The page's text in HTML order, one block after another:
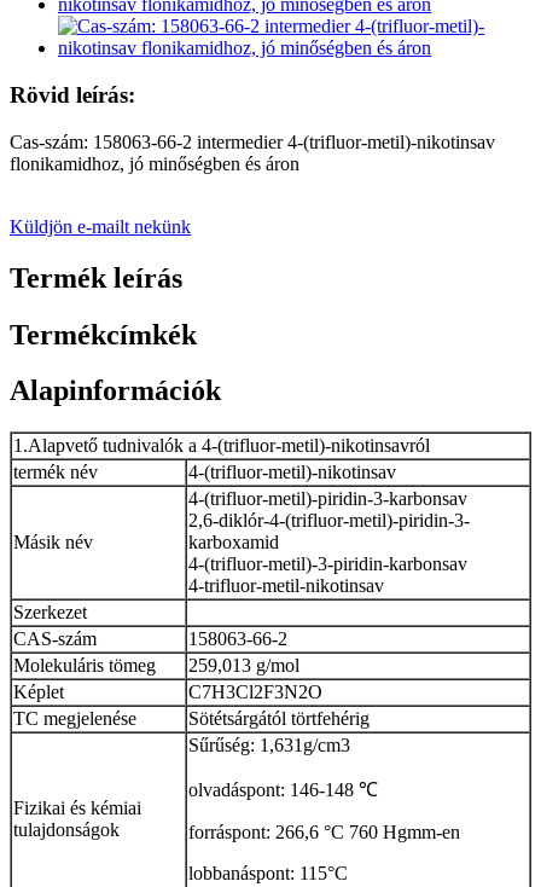
Rövid leírás:
Cas-szám: 158063-66-2 intermedier 4-(trifluor-metil)-nikotinsav
flonikamidhoz, jó minőségben és áron
Küldjön e-mailt nekünk
Termék leírás
Termékcímkék
Alapinformációk
1.Alapvető tudnivalók a 4-(trifluor-metil)-nikotinsavról
termék név
4-(trifluor-metil)-nikotinsav
Másik név
4-(trifluor-metil)-piridin-3-karbonsav
2,6-diklór-4-(trifluor-metil)-piridin-3-
karboxamid
4-(trifluor-metil)-3-piridin-karbonsav
4-trifluor-metil-nikotinsav
Szerkezet
CAS-szám
158063-66-2
Molekuláris tömeg
259,013 g/mol
Képlet
C7H3Cl2F3N2O
TC megjelenése
Sötétsárgától törtfehérig
Fizikai és kémiai
tulajdonságok
Sűrűség: 1,631g/cm3
olvadáspont: 146-148 ℃
forráspont: 266,6 °C 760 Hgmm-en
lobbanáspont: 115°C